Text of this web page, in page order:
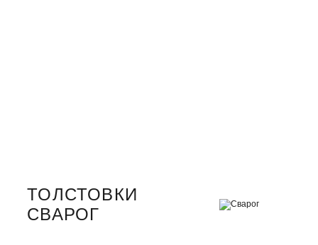
ТОЛСТОВКИ
СВАРОГ